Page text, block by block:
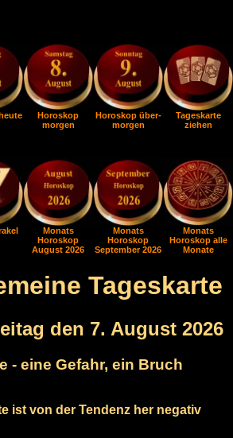
Horoskop
morgen
Horoskop über-
morgen
Tageskarte
ziehen
Monats
Horoskop
August 2026
Monats
Horoskop
September 2026
Monats
Horoskop alle
Monate
Tageskarte
den 7. August 2026
- eine Gefahr, ein Bruch
ist von der Tendenz her negativ